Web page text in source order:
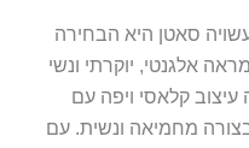
סאטן היא הבחירה
אלגנטי, יוקרתי ונשי
עיצוב קלאסי ויפה עם
מחמיאה ונשית. עם